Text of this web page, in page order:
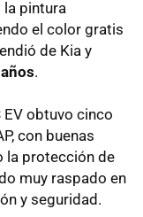
la pintura
el color gratis
de Kia y
.
EV obtuvo cinco
con buenas
la protección de
muy raspado en
y seguridad.